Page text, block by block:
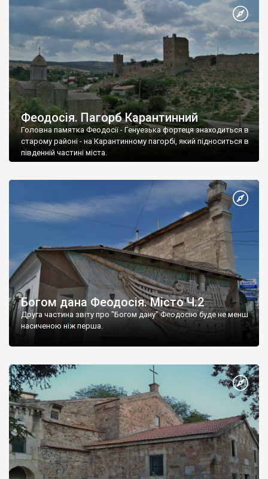
Феодосія. Пагорб Карантинний
Головна памятка Феодосії - Генуезька фортеця знаходиться в
старому районі - на Карантинному пагорбі, який підноситься в
південній частині міста.
Богом дана Феодосія. Місто Ч.2
Друга частина звіту про "Богом дану" Феодосію буде не менш
насиченою ніж перша.